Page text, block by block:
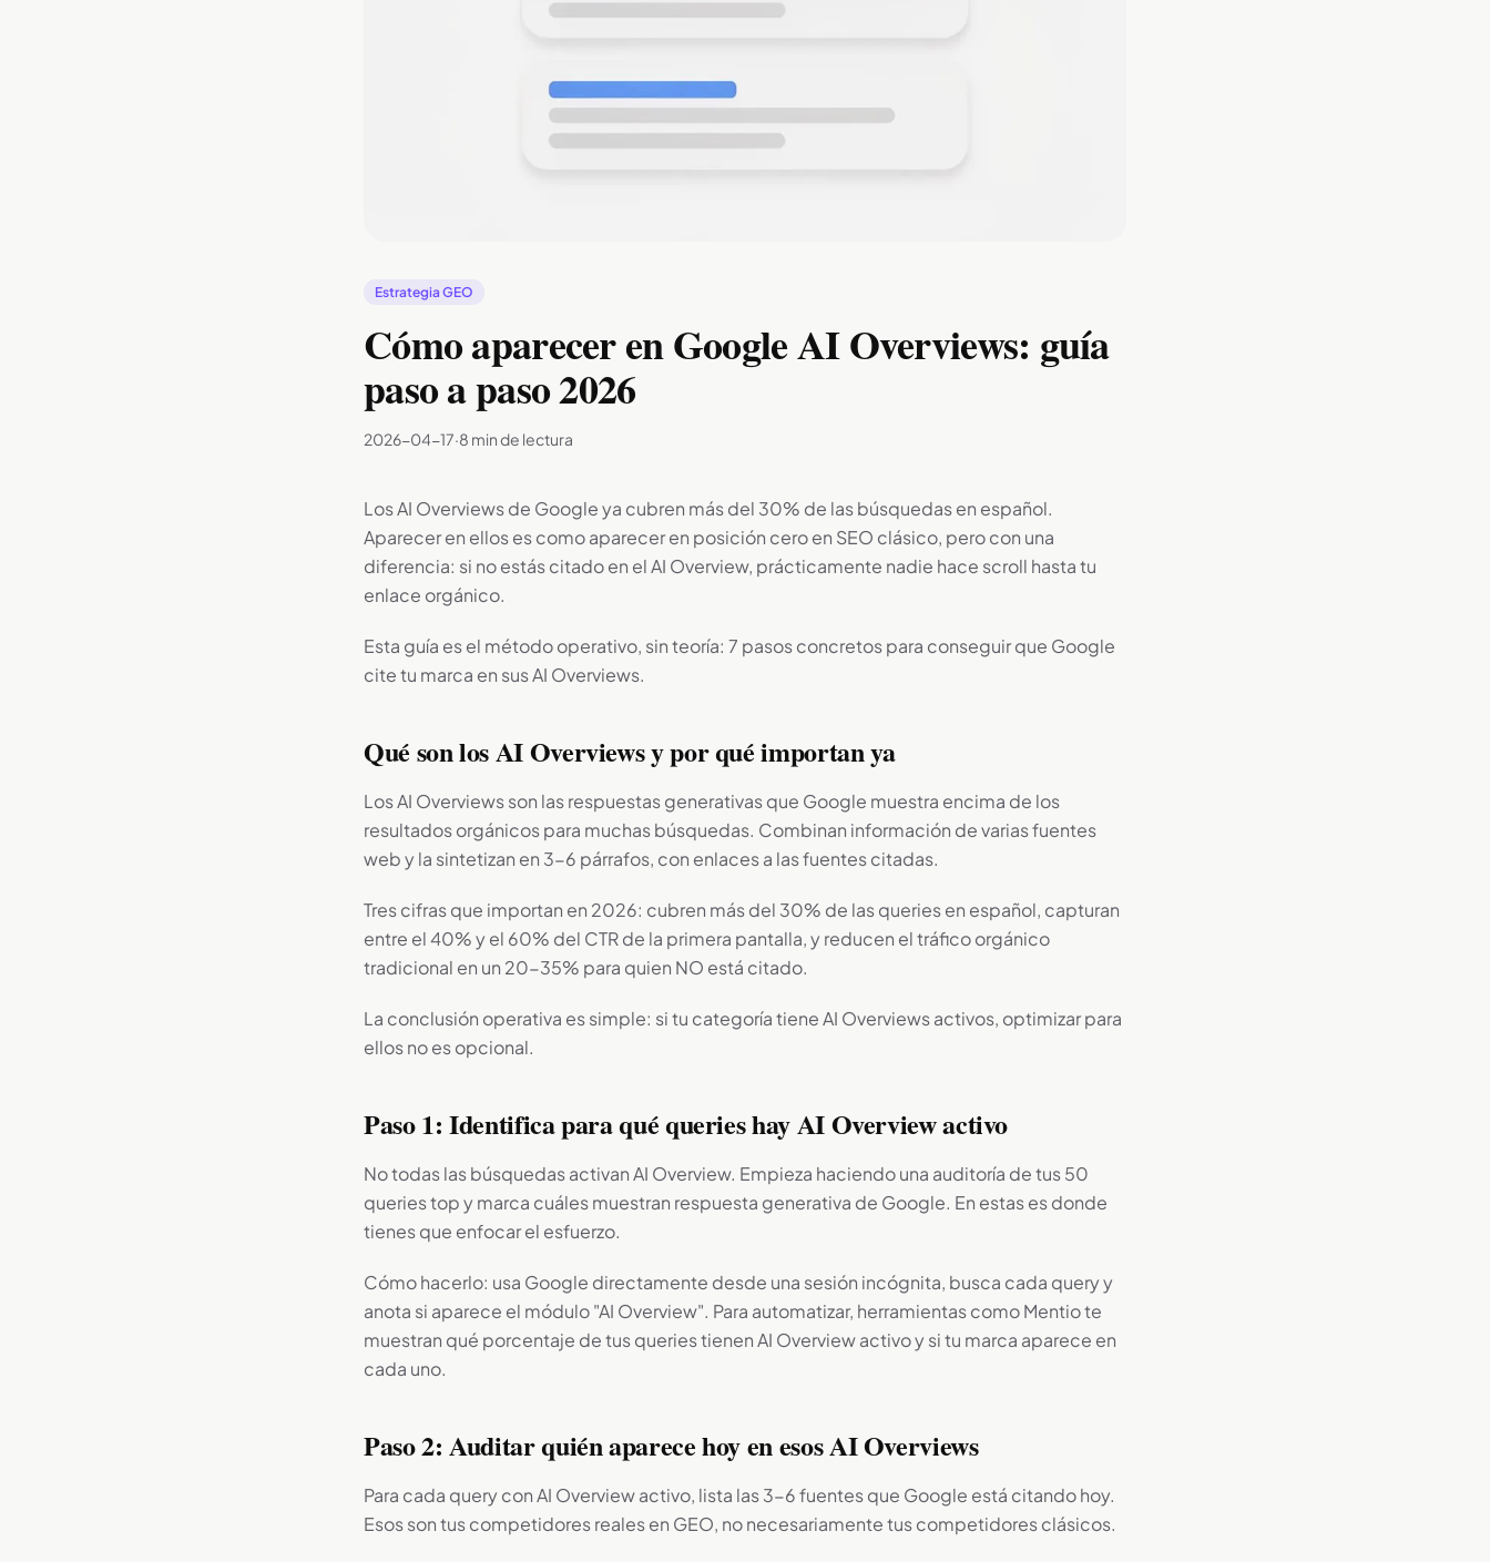
Estrategia GEO
Cómo aparecer en Google AI Overviews: guía
paso a paso 2026
2026-04-17·8 min de lectura
Los AI Overviews de Google ya cubren más del 30% de las búsquedas en español.
Aparecer en ellos es como aparecer en posición cero en SEO clásico, pero con una
diferencia: si no estás citado en el AI Overview, prácticamente nadie hace scroll hasta tu
enlace orgánico.
Esta guía es el método operativo, sin teoría: 7 pasos concretos para conseguir que Google
cite tu marca en sus AI Overviews.
Qué son los AI Overviews y por qué importan ya
Los AI Overviews son las respuestas generativas que Google muestra encima de los
resultados orgánicos para muchas búsquedas. Combinan información de varias fuentes
web y la sintetizan en 3-6 párrafos, con enlaces a las fuentes citadas.
Tres cifras que importan en 2026: cubren más del 30% de las queries en español, capturan
entre el 40% y el 60% del CTR de la primera pantalla, y reducen el tráfico orgánico
tradicional en un 20-35% para quien NO está citado.
La conclusión operativa es simple: si tu categoría tiene AI Overviews activos, optimizar para
ellos no es opcional.
Paso 1: Identifica para qué queries hay AI Overview activo
No todas las búsquedas activan AI Overview. Empieza haciendo una auditoría de tus 50
queries top y marca cuáles muestran respuesta generativa de Google. En estas es donde
tienes que enfocar el esfuerzo.
Cómo hacerlo: usa Google directamente desde una sesión incógnita, busca cada query y
anota si aparece el módulo "AI Overview". Para automatizar, herramientas como Mentio te
muestran qué porcentaje de tus queries tienen AI Overview activo y si tu marca aparece en
cada uno.
Paso 2: Auditar quién aparece hoy en esos AI Overviews
Para cada query con AI Overview activo, lista las 3-6 fuentes que Google está citando hoy.
Esos son tus competidores reales en GEO, no necesariamente tus competidores clásicos.